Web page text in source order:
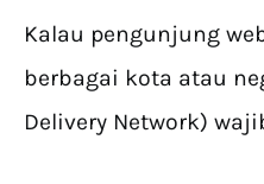
Kalau pengunjung
berbagai kota atau
Delivery Network)